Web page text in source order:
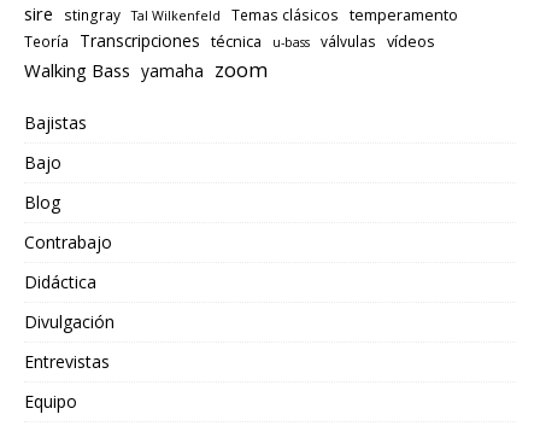
sire stingray Tal Wilkenfeld Temas clásicos temperamento
Teoría Transcripciones técnica u-bass válvulas vídeos
Walking Bass yamaha zoom
Bajistas
Bajo
Blog
Contrabajo
Didáctica
Divulgación
Entrevistas
Equipo